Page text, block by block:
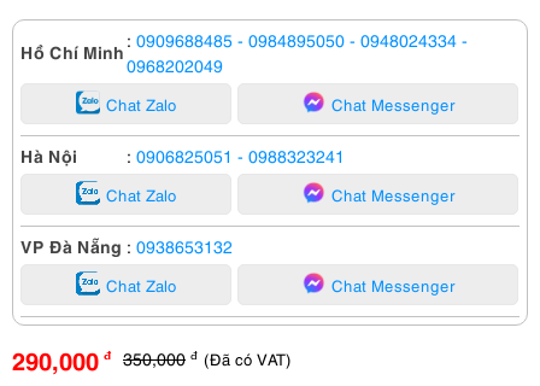
Hồ Chí Minh : 0909688485 - 0984895050 - 0948024334 -
0968202049
Chat Zalo Chat Messenger
Hà Nội : 0906825051 - 0988323241
Chat Zalo Chat Messenger
VP Đà Nẵng : 0938653132
Chat Zalo Chat Messenger
290,000 đ 350,000 đ (Đã có VAT)